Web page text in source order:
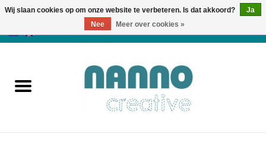
Producten
Wij slaan cookies op om onze website te verbeteren. Is dat akkoord?
Ja
Nee
Meer over cookies »